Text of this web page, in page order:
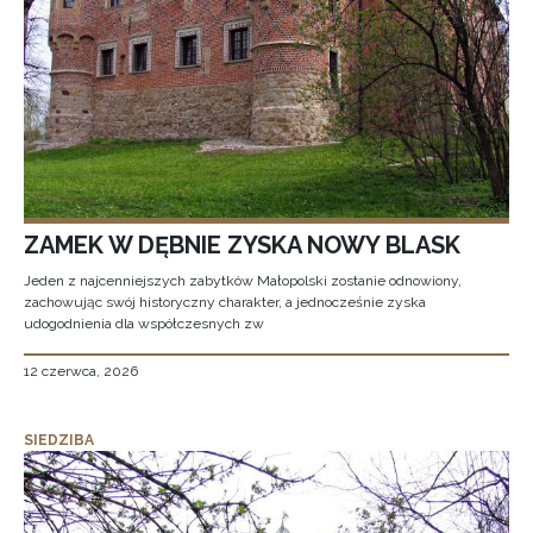
ZAMEK W DĘBNIE ZYSKA NOWY BLASK
Jeden z najcenniejszych zabytków Małopolski zostanie odnowiony,
zachowując swój historyczny charakter, a jednocześnie zyska
udogodnienia dla współczesnych zw
12 czerwca, 2026
SIEDZIBA